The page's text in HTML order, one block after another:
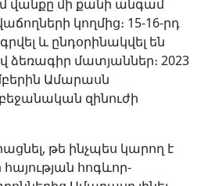
վանքը մի քանի անգամ
կողմից։ 15-16-րդ
և ընդօրինակվել են
ձեռագիր մատյաններ։ 2023
Ամարասն
զինուժի
թե ինչպես կարող է
հոգևոր-